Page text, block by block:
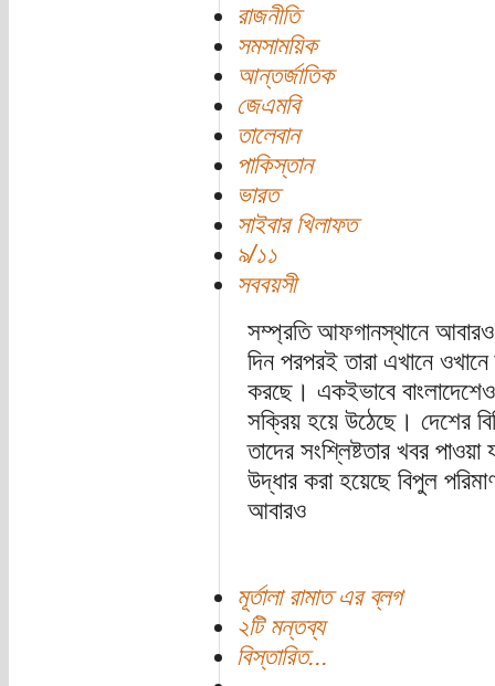
রাজনীতি
সমসাময়িক
আন্তর্জাতিক
জেএমবি
তালেবান
পাকিস্তান
ভারত
সাইবার খিলাফত
৯/১১
সববয়সী
সম্প্রতি আফগানস্থানে আবারও
দিন পরপরই তারা এখানে
করছে। একইভাবে
সক্রিয় হয়ে উঠেছে। দেশের
তাদের সংশ্লিষ্টতার খবর
উদ্ধার করা হয়েছে বিপুল
আবারও
মূর্তালা রামাত এর ব্লগ
২টি মন্তব্য
বিস্তারিত...